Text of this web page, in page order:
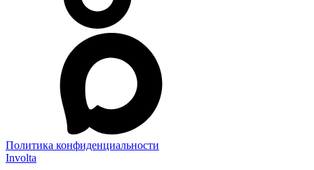
Политика конфиденциальности
Involta